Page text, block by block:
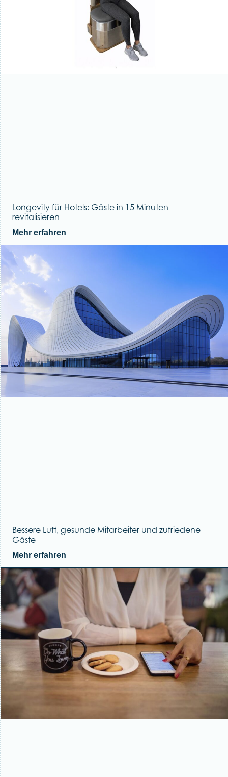
Longevity für Hotels: Gäste in 15 Minuten
revitalisieren
Mehr erfahren
Bessere Luft, gesunde Mitarbeiter und zufriedene
Gäste
Mehr erfahren